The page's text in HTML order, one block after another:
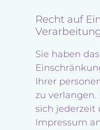
Recht auf
Sie haben
Ihrer
zu verlangen.
sich jederzeit
Impressum